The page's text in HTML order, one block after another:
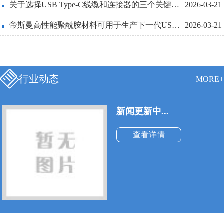
关于选择USB Type-C线缆和连接器的三个关键设计点详解 2026-03-21
帝斯曼高性能聚酰胺材料可用于生产下一代USBType-C连接器 2026-03-21
行业动态 MORE+
新闻更新中...
查看详情